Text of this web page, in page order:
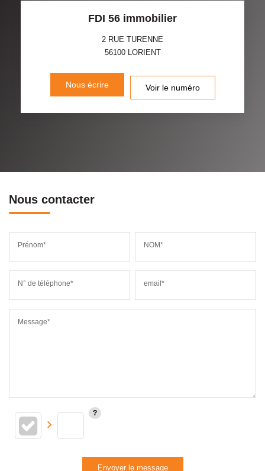
FDI 56 immobilier
2 RUE TURENNE
56100 LORIENT
Nous écrire Voir le numéro
Nous contacter
Prénom* NOM*
N° de téléphone* email*
Message*
Envoyer le message